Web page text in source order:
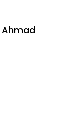
Ahmad